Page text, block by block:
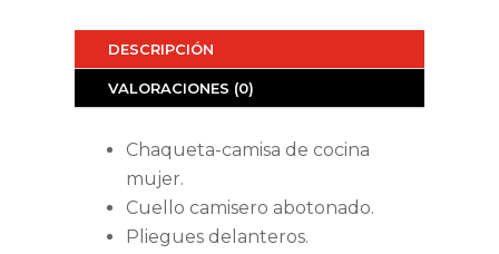
DESCRIPCIÓN
VALORACIONES (0)
Chaqueta-camisa de cocina
mujer.
Cuello camisero abotonado.
Pliegues delanteros.